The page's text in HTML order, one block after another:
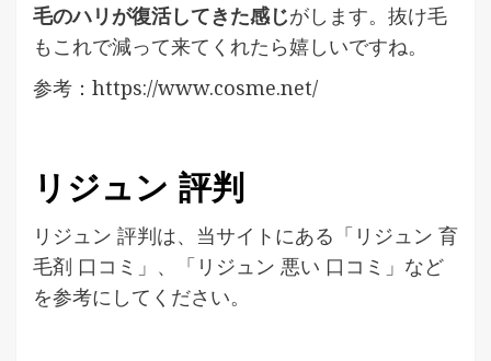
毛のハリが復活してきた感じがします。抜け毛
もこれで減って来てくれたら嬉しいですね。
参考：https://www.cosme.net/
リジュン 評判
リジュン 評判は、当サイトにある「リジュン 育
毛剤 口コミ」、「リジュン 悪い 口コミ」など
を参考にしてください。